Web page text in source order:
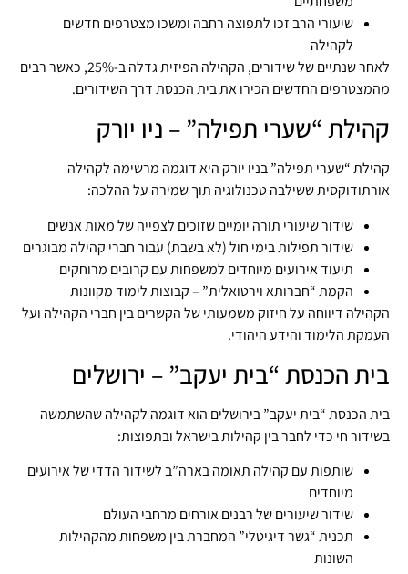
שיעורי הרב זכו לתפוצה רחבה ומשכו מצטרפים חדשים
לקהילה
לאחר שנתיים של שידורים, הקהילה הפיזית גדלה ב-25%, כאשר רבים
מהמצטרפים החדשים הכירו את בית הכנסת דרך השידורים.
קהילת “שערי תפילה” – ניו יורק
קהילת “שערי תפילה” בניו יורק היא דוגמה מרשימה לקהילה
אורתודוקסית ששילבה טכנולוגיה תוך שמירה על ההלכה:
שידור שיעורי תורה יומיים שזוכים לצפייה של מאות אנשים
שידור תפילות בימי חול (לא בשבת) עבור חברי קהילה מבוגרים
תיעוד אירועים מיוחדים למשפחות עם קרובים מרוחקים
הקמת “חברותא וירטואלית” – קבוצות לימוד מקוונות
הקהילה דיווחה על חיזוק משמעותי של הקשרים בין חברי הקהילה ועל
העמקת הלימוד והידע היהודי.
בית הכנסת “בית יעקב” – ירושלים
בית הכנסת “בית יעקב” בירושלים הוא דוגמה לקהילה שהשתמשה
בשידור חי כדי לחבר בין קהילות בישראל ובתפוצות:
שותפות עם קהילה תאומה בארה”ב לשידור הדדי של אירועים
מיוחדים
שידור שיעורים של רבנים אורחים מרחבי העולם
תכנית “גשר דיגיטלי” המחברת בין משפחות מהקהילות
השונות